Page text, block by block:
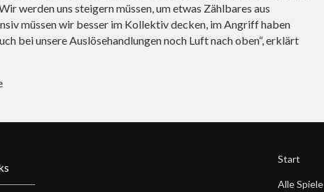
werden uns steigern müssen, um etwas Zählbares aus
müssen wir besser im Kollektiv decken, im Angriff haben
bei unsere Auslösehandlungen noch Luft nach oben“, erklärt
Start
Alle Spiele